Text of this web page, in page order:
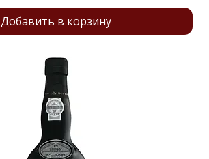
Добавить в корзину